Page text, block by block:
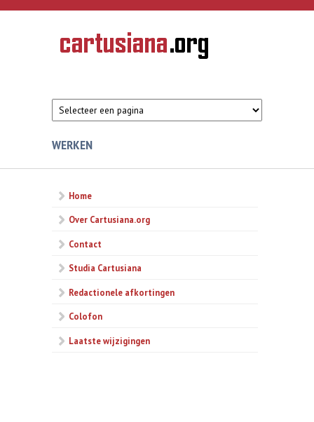
Overslaan en naar de inhoud gaan
CARTUSIANA
Geschiedenis
van de
WERKEN
Home
Over Cartusiana.org
Contact
Studia Cartusiana
Redactionele afkortingen
Colofon
Laatste wijzigingen